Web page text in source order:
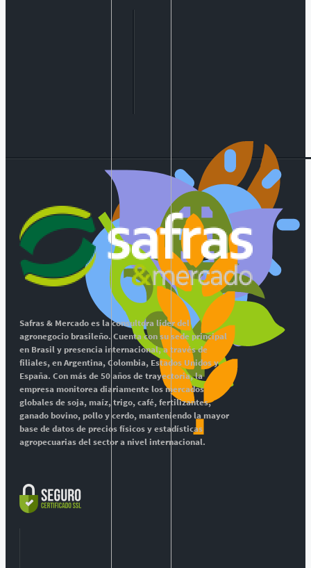
Safras & Mercado es la consultora líder del
agronegocio brasileño. Cuenta con su sede principal
en Brasil y presencia internacional, a través de
filiales, en Argentina, Colombia, Estados Unidos y
España. Con más de 50 años de trayectoria, la
empresa monitorea diariamente los mercados
globales de soja, maíz, trigo, café, fertilizantes,
ganado bovino, pollo y cerdo, manteniendo la mayor
base de datos de precios físicos y estadísticas
agropecuarias del sector a nivel internacional.